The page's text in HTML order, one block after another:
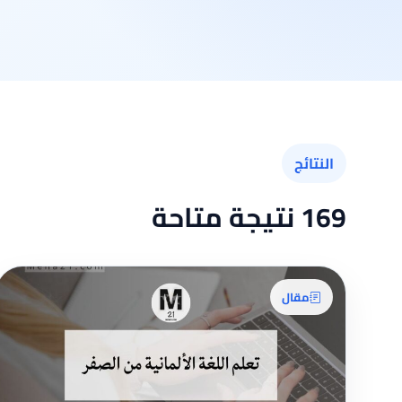
النتائج
169 نتيجة متاحة
مقال